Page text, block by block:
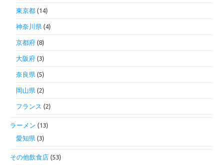
東京都 (14)
神奈川県 (4)
京都府 (8)
大阪府 (3)
奈良県 (5)
岡山県 (2)
フランス (2)
ラーメン (13)
愛知県 (3)
その他飲食店 (53)